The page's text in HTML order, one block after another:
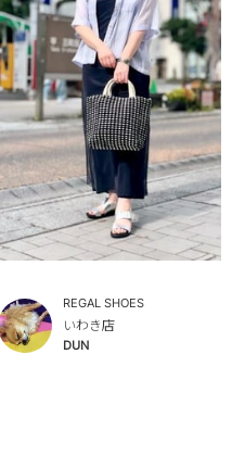
REGAL SHOES
いわき店
DUN